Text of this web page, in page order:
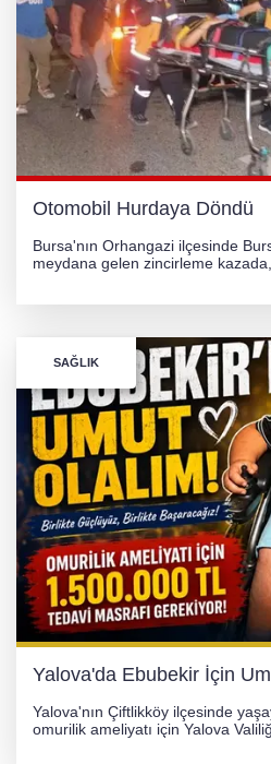
Otomobil Hurdaya Döndü
Bursa'nın Orhangazi ilçesinde
meydana gelen zincirleme
SAĞLIK
Yalova'da Ebubekir İçin
Yalova'nın Çiftlikköy ilçesinde
omurilik ameliyatı için Yalova